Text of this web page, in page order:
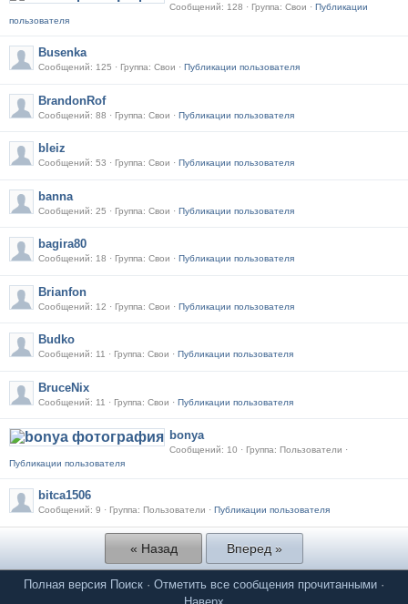
Сообщений: 128 · Группа: Свои · Публикации
пользователя
Busenka
Сообщений: 125 · Группа: Свои · Публикации пользователя
BrandonRof
Сообщений: 88 · Группа: Свои · Публикации пользователя
bleiz
Сообщений: 53 · Группа: Свои · Публикации пользователя
banna
Сообщений: 25 · Группа: Свои · Публикации пользователя
bagira80
Сообщений: 18 · Группа: Свои · Публикации пользователя
Brianfon
Сообщений: 12 · Группа: Свои · Публикации пользователя
Budko
Сообщений: 11 · Группа: Свои · Публикации пользователя
BruceNix
Сообщений: 11 · Группа: Свои · Публикации пользователя
bonya
Сообщений: 10 · Группа: Пользователи ·
Публикации пользователя
bitca1506
Сообщений: 9 · Группа: Пользователи · Публикации пользователя
« Назад Вперед »
Полная версия Поиск · Отметить все сообщения прочитанными ·
Наверх